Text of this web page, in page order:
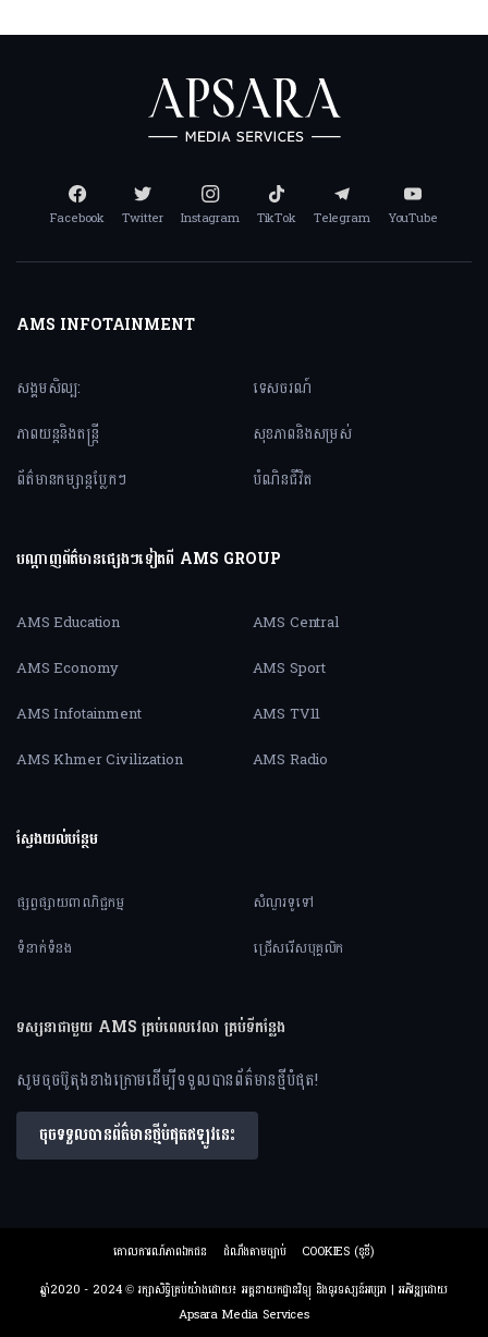
Facebook Twitter Instagram TikTok Telegram YouTube
AMS INFOTAINMENT
សង្គមសិល្ប:
ភាពយន្តនិងតន្ត្រី
ព័ត៌មានកម្សាន្តប្លែកៗ
ទេសចរណ៍
សុខភាពនិងសម្រស់
បំណិនជីវិត
បណ្តាញព័ត៌មានផ្សេងៗទៀតពី AMS GROUP
AMS Education
AMS Economy
AMS Infotainment
AMS Khmer Civilization
AMS Central
AMS Sport
AMS TV11
AMS Radio
ស្វែងយល់បន្ថែម
ផ្សព្វផ្សាយពាណិជ្ជកម្ម
ទំនាក់ទំនង
សំណួរទូទៅ
ជ្រើសរើសបុគ្គលិក
ទស្សនាជាមួយ AMS គ្រប់ពេលវេលា គ្រប់ទីកន្លែង
សូមចុចប៊ូតុងខាងក្រោមដើម្បីទទួលបានព័ត៌មានថ្មីបំផុត!
ចុចទទួលបានព័ត៌មានថ្មីបំផុតឥឡូវនេះ
គោលការណ៍ភាពឯកជន ដំណឹងតាមច្បាប់
COOKIES (ខូខី)
ឆ្នាំ2020 - 2024 © រក្សាសិទ្ធិគ្រប់យ៉ាងដោយ៖ អគ្គនាយកដ្ឋានវិទ្យុ និងទូរទស្សន៍អប្សរា | អភិវឌ្ឍដោយ
Apsara Media Services